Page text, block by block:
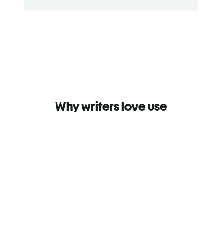
Why writers love use